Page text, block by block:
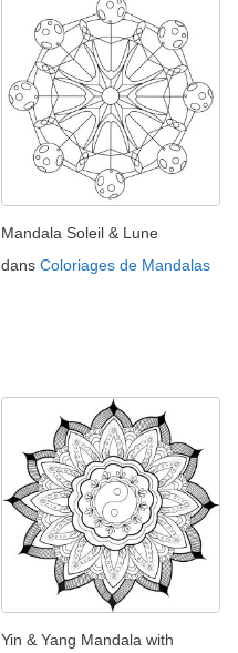
Mandala Soleil & Lune
dans Coloriages de Mandalas
Yin & Yang Mandala with